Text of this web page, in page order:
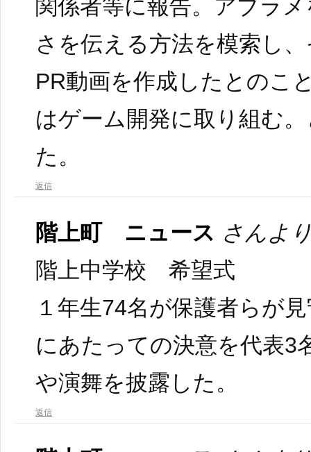
関係者等に報告。アブラ
さを伝える方法を模索し
PR動画を作成したとのこ
はゲーム開発に取り組む
た。
返信
階上町 ニュース さんよ
階上中学校 希望式
１年生74名が保護者らが
にあたっての決意を代表3
や演舞を披露した。
返信